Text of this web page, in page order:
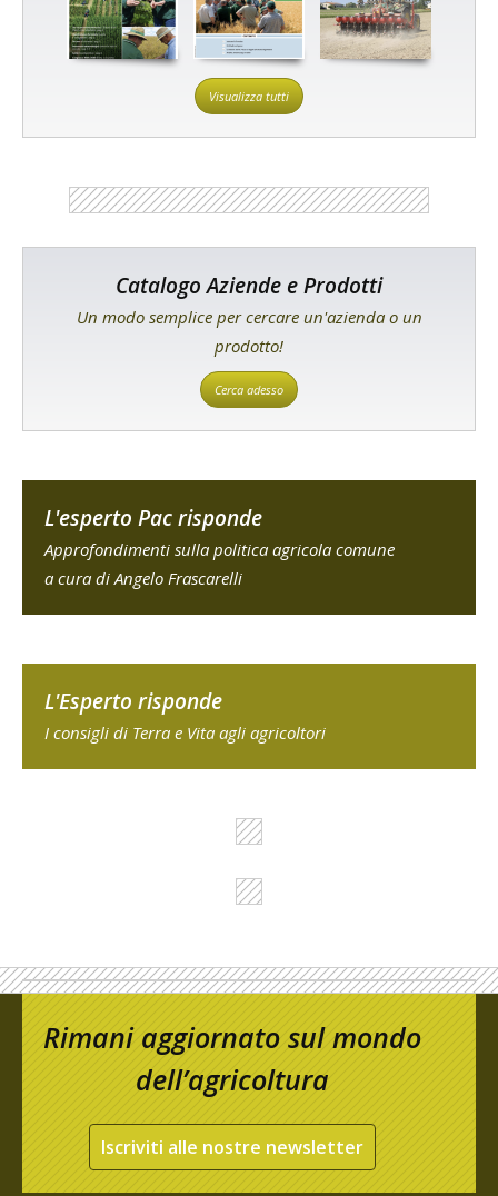
Visualizza tutti
Catalogo Aziende e Prodotti
Un modo semplice per cercare un'azienda o un
prodotto!
Cerca adesso
L'esperto Pac risponde
Approfondimenti sulla politica agricola comune
a cura di Angelo Frascarelli
L'Esperto risponde
I consigli di Terra e Vita agli agricoltori
Rimani aggiornato sul mondo
dell’agricoltura
Iscriviti alle nostre newsletter